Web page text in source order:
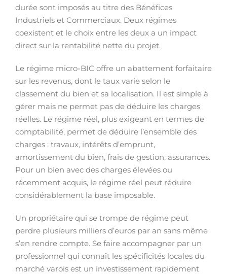
durée sont imposés au titre des Bénéfices
Industriels et Commerciaux. Deux régimes
coexistent et le choix entre les deux a un impact
direct sur la rentabilité nette du projet.
Le régime micro-BIC offre un abattement forfaitaire
sur les revenus, dont le taux varie selon le
classement du bien et sa localisation. Il est simple à
gérer mais ne permet pas de déduire les charges
réelles. Le régime réel, plus exigeant en termes de
comptabilité, permet de déduire l’ensemble des
charges : travaux, intérêts d’emprunt,
amortissement du bien, frais de gestion, assurances.
Pour un bien avec des charges élevées ou
récemment acquis, le régime réel peut réduire
considérablement la base imposable.
Un propriétaire qui se trompe de régime peut
perdre plusieurs milliers d’euros par an sans même
s’en rendre compte. Se faire accompagner par un
professionnel qui connaît les spécificités locales du
marché varois est un investissement rapidement